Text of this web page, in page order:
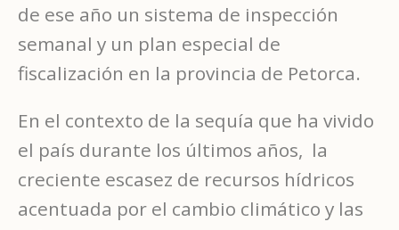
de ese año un sistema de inspección
semanal y un plan especial de
fiscalización en la provincia de Petorca.
En el contexto de la sequía que ha vivido
el país durante los últimos años, la
creciente escasez de recursos hídricos
acentuada por el cambio climático y las